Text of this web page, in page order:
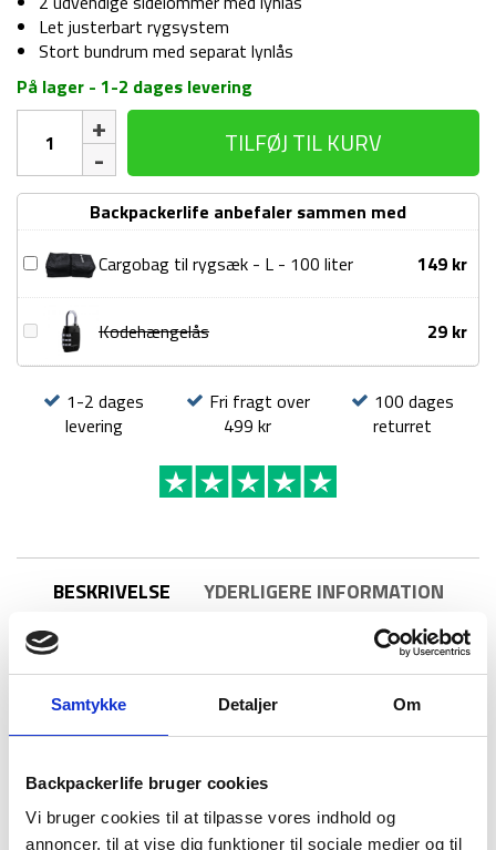
Samtykke Detaljer Om
Backpackerlife bruger cookies
Vi bruger cookies til at tilpasse vores indhold og
annoncer, til at vise dig funktioner til sociale medier og til
Let justerbart rygsystem
Stort bundrum med separat lynlås
På lager - 1-2 dages levering
rygsæk
-
85
Sort
antal
TILFØJ TIL KURV
Backpackerlife anbefaler sammen med
Cargobag
rygsæk
-
L
100
Cargobag til rygsæk - L - 100 liter 149 kr
KodehængelåsKodehængelås 29 kr
1-2 dages
levering
Fri fragt over
499 kr
100 dages
returret
BESKRIVELSE
YDERLIGERE INFORMATION